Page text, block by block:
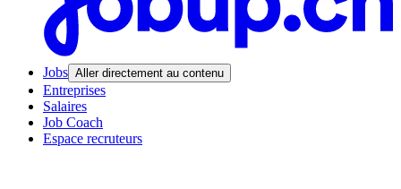
Jobs Aller directement au contenu
Entreprises
Salaires
Job Coach
Espace recruteurs